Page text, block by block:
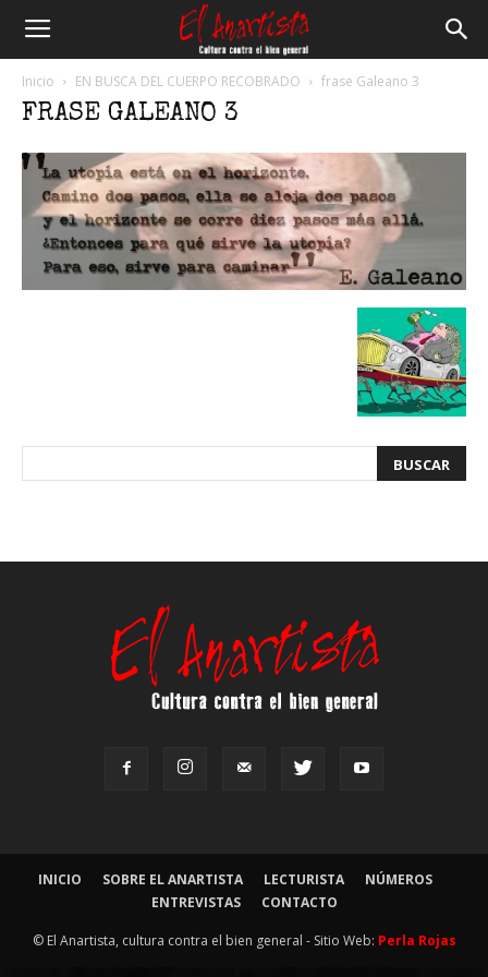
Inicio EN BUSCA DEL CUERPO RECOBRADO frase Galeano 3
FRASE GALEANO 3
INICIO SOBRE EL ANARTISTA LECTURISTA
NÚMEROS
ENTREVISTAS
CONTACTO
© El Anartista, cultura contra el bien general - Sitio Web: Perla Rojas